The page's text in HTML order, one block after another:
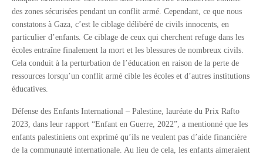
des zones sécurisées pendant un conflit armé. Cependant, ce que nous
constatons à Gaza, c’est le ciblage délibéré de civils innocents, en
particulier d’enfants. Ce ciblage de ceux qui cherchent refuge dans les
écoles entraîne finalement la mort et les blessures de nombreux civils.
Cela conduit à la perturbation de l’éducation en raison de la perte de
ressources lorsqu’un conflit armé cible les écoles et d’autres institutions
éducatives.
Défense des Enfants International – Palestine, lauréate du Prix Rafto
2023, dans leur rapport “Enfant en Guerre, 2022”, a mentionné que les
enfants palestiniens ont exprimé qu’ils ne veulent pas d’aide financière
de la communauté internationale. Au lieu de cela, les enfants aimeraient